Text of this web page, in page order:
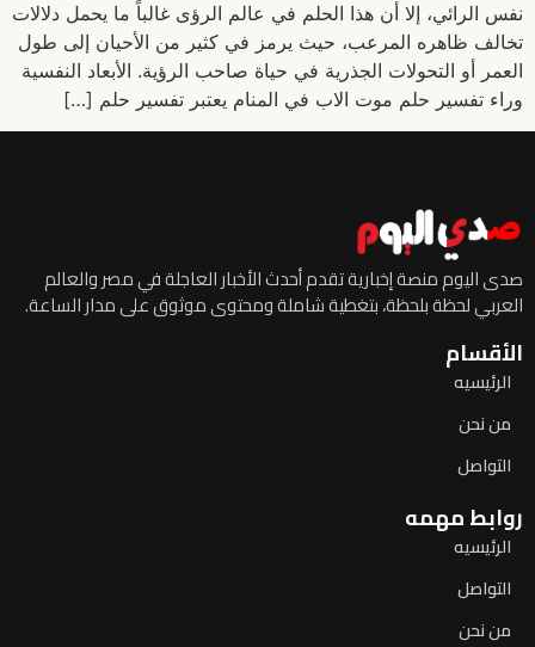
نفس الرائي، إلا أن هذا الحلم في عالم الرؤى غالباً ما يحمل دلالات
تخالف ظاهره المرعب، حيث يرمز في كثير من الأحيان إلى طول
العمر أو التحولات الجذرية في حياة صاحب الرؤية. الأبعاد النفسية
وراء تفسير حلم موت الاب في المنام يعتبر تفسير حلم […]
صدى اليوم منصة إخبارية تقدم أحدث الأخبار العاجلة في مصر والعالم
العربي لحظة بلحظة، بتغطية شاملة ومحتوى موثوق على مدار الساعة.
الأقسام
الرئيسيه
من نحن
التواصل
روابط مهمه
الرئيسيه
التواصل
من نحن